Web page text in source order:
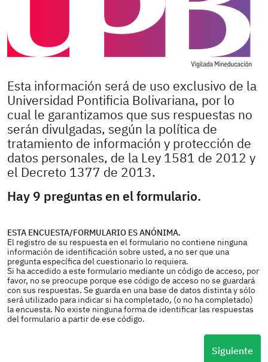
Esta información será de uso exclusivo de la
Universidad Pontificia Bolivariana, por lo
cual le garantizamos que sus respuestas no
serán divulgadas, según la política de
tratamiento de información y protección de
datos personales, de la Ley 1581 de 2012 y
el Decreto 1377 de 2013.
Hay 9 preguntas en el formulario.
ESTA ENCUESTA/FORMULARIO ES ANÓNIMA.
El registro de su respuesta en el formulario no contiene ninguna
información de identificación sobre usted, a no ser que una
pregunta específica del cuestionario lo requiera.
Si ha accedido a este formulario mediante un código de acceso, por
favor, no se preocupe porque ese código de acceso no se guardará
con sus respuestas. Se guarda en una base de datos distinta y sólo
será utilizado para indicar si ha completado, (o no ha completado)
la encuesta. No existe ninguna forma de identificar las respuestas
del formulario a partir de ese código.
Siguiente